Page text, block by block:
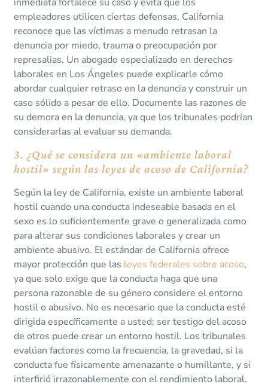
empleadores utilicen ciertas defensas, California
reconoce que las víctimas a menudo retrasan la
denuncia por miedo, trauma o preocupación por
represalias. Un abogado especializado en derechos
laborales en Los Ángeles puede explicarle cómo
abordar cualquier retraso en la denuncia y construir un
caso sólido a pesar de ello. Documente las razones de
su demora en la denuncia, ya que los tribunales podrían
considerarlas al evaluar su demanda.
3. ¿Qué se considera un «ambiente laboral
hostil» según las leyes de acoso de California?
Según la ley de California, existe un ambiente laboral
hostil cuando una conducta indeseable basada en el
sexo es lo suficientemente grave o generalizada como
para alterar sus condiciones laborales y crear un
ambiente abusivo. El estándar de California ofrece
mayor protección que las leyes federales sobre acoso,
ya que solo exige que la conducta haga que una
persona razonable de su género considere el entorno
hostil o abusivo. No es necesario que la conducta esté
dirigida específicamente a usted; ser testigo del acoso
de otros puede crear un entorno hostil. Los tribunales
evalúan factores como la frecuencia, la gravedad, si la
conducta fue físicamente amenazante o humillante, y si
interfirió irrazonablemente con el rendimiento laboral.